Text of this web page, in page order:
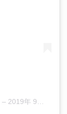
– 2019年 9月月8日午前2時07分PDT